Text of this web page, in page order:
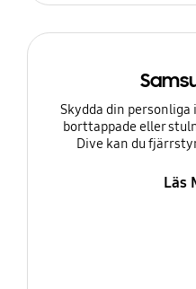
Skydda din
borttappade eller
Dive kan du
Läs